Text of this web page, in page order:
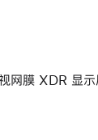
网膜 XDR 显